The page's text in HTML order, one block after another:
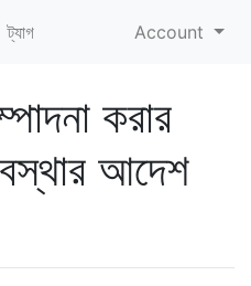
ট্যাগ Account
করার
আদেশ